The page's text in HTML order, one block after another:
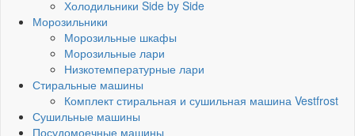
Холодильники Side by Side
Морозильники
Морозильные шкафы
Морозильные лари
Низкотемпературные лари
Стиральные машины
Комплект стиральная и сушильная машина Vestfrost
Сушильные машины
Посудомоечные машины